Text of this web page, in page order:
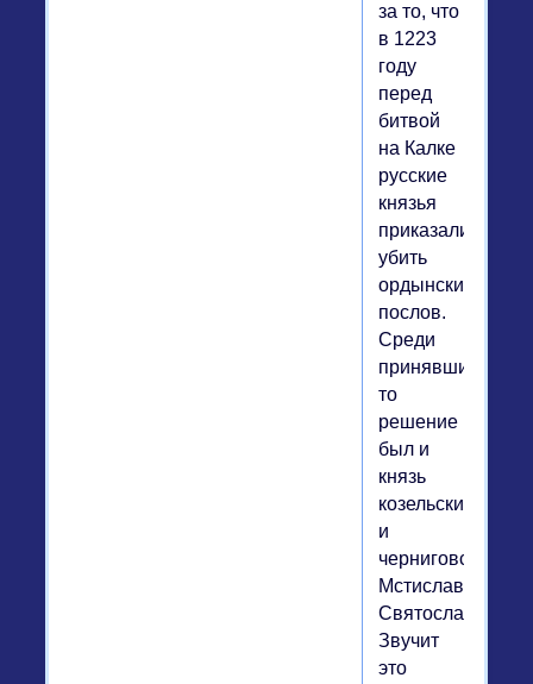
за то, что
в 1223
году
перед
битвой
на Калке
русские
князья
приказали
убить
ордынских
послов.
Среди
принявших
то
решение
был и
князь
козельский
и
черниговский
Мстислав
Святославич.
Звучит
это